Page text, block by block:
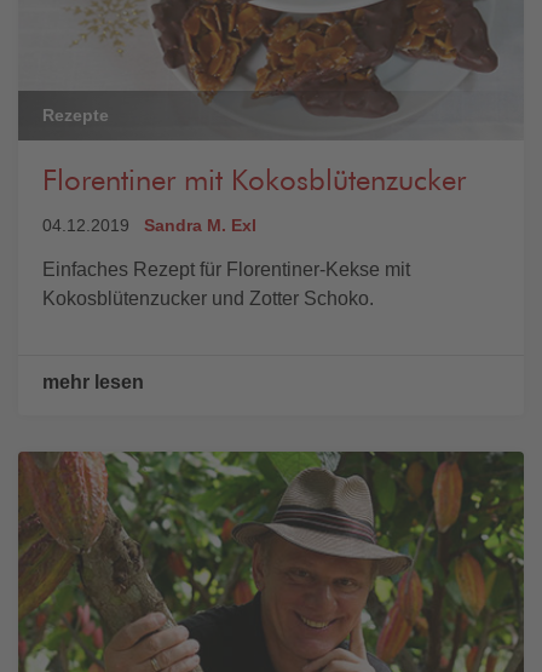
Rezepte
Florentiner mit Kokosblütenzucker
04.12.2019 Sandra M. Exl
Einfaches Rezept für Florentiner-Kekse mit
Kokosblütenzucker und Zotter Schoko.
mehr lesen